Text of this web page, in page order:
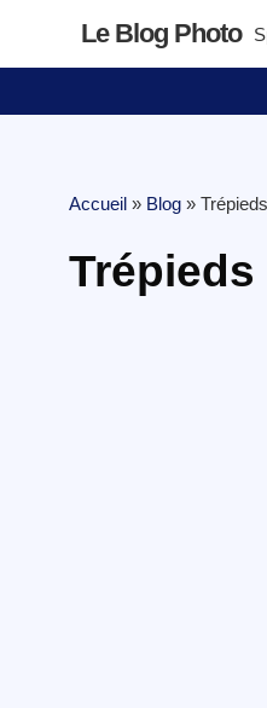
Le Blog Photo
Accueil » Blog »
Trépieds